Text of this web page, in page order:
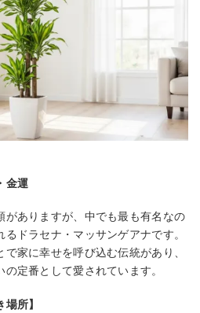
金運
がありますが、中でも最も有名なの
ドラセナ・マッサンゲアナです。
家に幸せを呼び込む伝統があり、
定番として愛されています。
所】